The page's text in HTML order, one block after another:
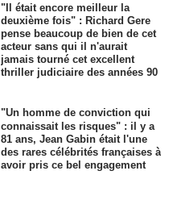
"Il était encore meilleur la
deuxième fois" : Richard Gere
pense beaucoup de bien de cet
acteur sans qui il n'aurait
jamais tourné cet excellent
thriller judiciaire des années 90
"Un homme de conviction qui
connaissait les risques" : il y a
81 ans, Jean Gabin était l'une
des rares célébrités françaises à
avoir pris ce bel engagement